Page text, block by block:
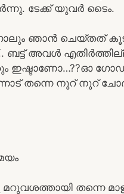
ടേക്ക് യുവർ ടൈം.
ഞാൻ ചെയ്തത്
ബട്ട്‌ അവൾ
ഇഷ്ടാണോ…??ഓ
തന്നെ നൂറ് നൂറ്
തന്നെ